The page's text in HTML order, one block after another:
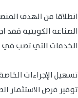
الصناعة الكويتية فقد
الخدمات التي تصب في
تسهيل الإجراءات
توفير فرص الاستثمار